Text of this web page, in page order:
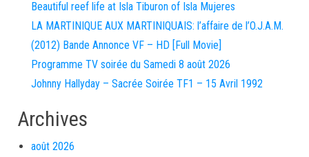
Beautiful reef life at Isla Tiburon of Isla Mujeres
LA MARTINIQUE AUX MARTINIQUAIS: l’affaire de l’O.J.A.M.
(2012) Bande Annonce VF – HD [Full Movie]
Programme TV soirée du Samedi 8 août 2026
Johnny Hallyday – Sacrée Soirée TF1 – 15 Avril 1992
Archives
août 2026